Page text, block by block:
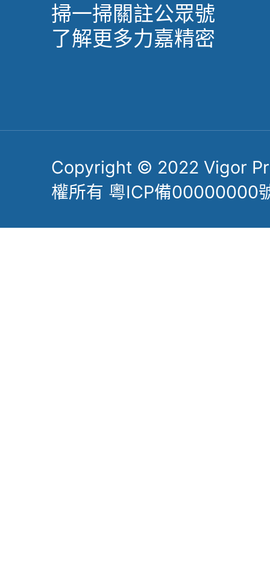
掃一掃關註公眾號
了解更多力嘉精密
Copyright © 2022 Vigor
權所有 粵ICP備00000000